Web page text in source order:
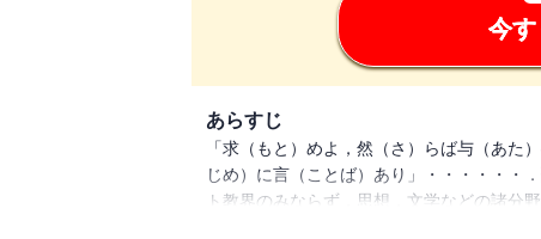
今
あらすじ
「求（もと）めよ，然（さ）らば与（あた
じめ）に言（ことば）あり」・・・・・・
ト教界のみならず，思想，文学などの諸分
訳」版）に，おなじく格調の高さで定評が